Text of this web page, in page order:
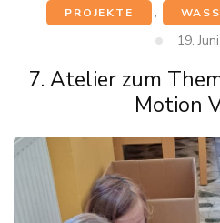
PROJEKTE
,
19.
7. Atelier zum
Motion